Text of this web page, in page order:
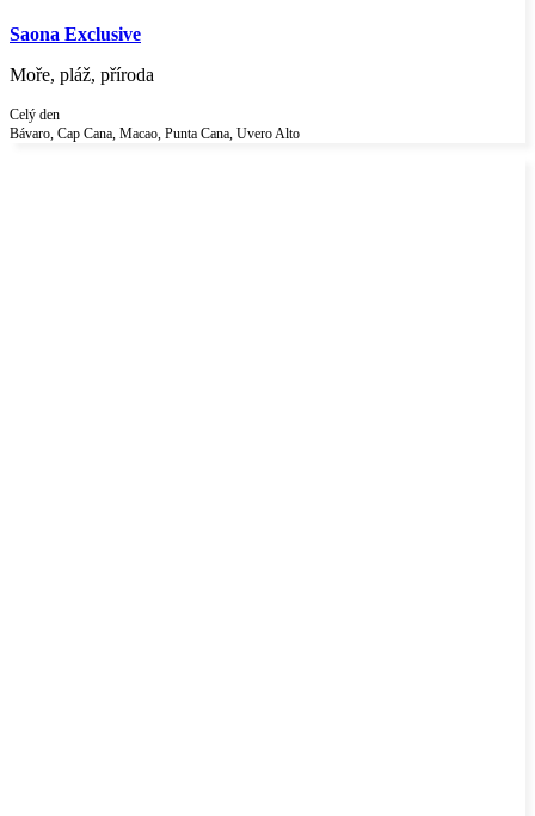
Saona Exclusive
Moře, pláž, příroda
Celý den
Bávaro, Cap Cana, Macao, Punta Cana, Uvero Alto